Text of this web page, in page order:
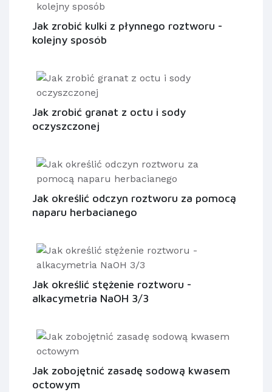
Jak zrobić kulki z płynnego roztworu -
kolejny sposób
Jak zrobić granat z octu i sody
oczyszczonej
Jak określić odczyn roztworu za pomocą
naparu herbacianego
Jak określić stężenie roztworu -
alkacymetria NaOH 3/3
Jak zobojętnić zasadę sodową kwasem
octowym